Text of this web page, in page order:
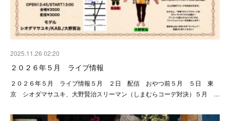
2025.11.26 02:20
２０２６年５月 ライブ情報
２０２６年５月 ライブ情報５月 ２日 配信 おやつ前５月 ５日 東
京 シオダマサユキ、大野賢治スリーマン（しまむらコーデ対決）５月 …